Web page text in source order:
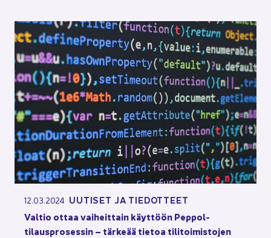
12.03.2024 UU­TI­SET JA TIE­DOT­TEET
Val­tio ottaa vai­heit­tain käyt­töön Peppol-​
tilausprosessin – tär­ke­ää tie­toa ti­li­toi­mis­to­jen